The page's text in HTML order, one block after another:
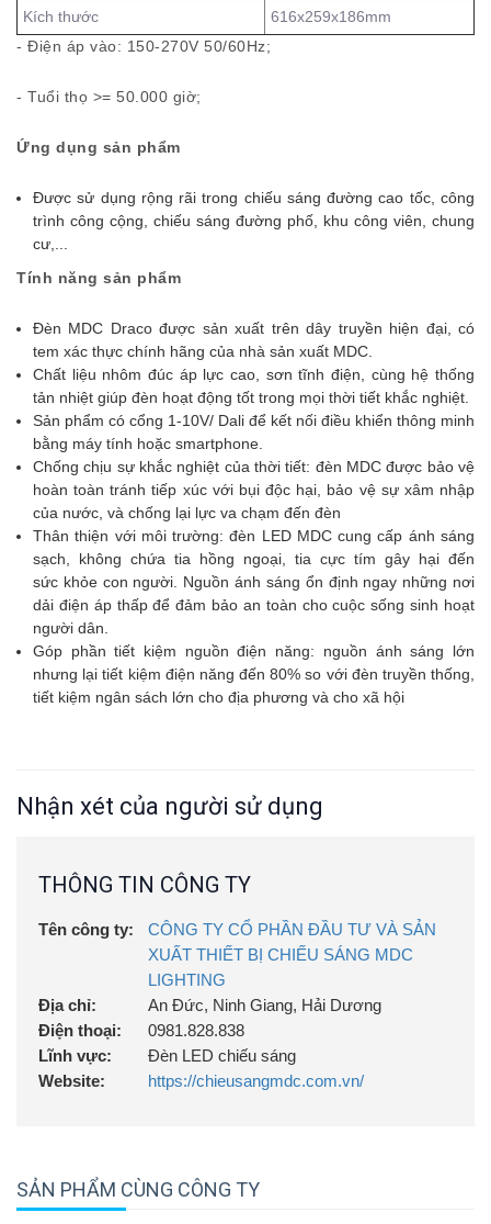
Kích thước
616x259x186mm
- Điện áp vào: 150-270V 50/60Hz;
- Tuổi thọ >= 50.000 giờ;
Ứng dụng sản phẩm
Được sử dụng rộng rãi trong chiếu sáng đường cao tốc, công
trình công cộng, chiếu sáng đường phố, khu công viên, chung
cư,...
Tính năng sản phẩm
Đèn MDC Draco được sản xuất trên dây truyền hiện đại, có
tem xác thực chính hãng của nhà sản xuất MDC.
Chất liệu nhôm đúc áp lực cao, sơn tĩnh điện, cùng hệ thống
tản nhiệt giúp đèn hoạt động tốt trong mọi thời tiết khắc nghiệt.
Sản phẩm có cổng 1-10V/ Dali để kết nối điều khiển thông minh
bằng máy tính hoặc smartphone.
Chống chịu sự khắc nghiệt của thời tiết: đèn MDC được bảo vệ
hoàn toàn tránh tiếp xúc với bụi độc hại, bảo vệ sự xâm nhập
của nước, và chống lại lực va chạm đến đèn
Thân thiện với môi trường: đèn LED MDC cung cấp ánh sáng
sạch, không chứa tia hồng ngoại, tia cực tím gây hại đến
sức khỏe con người. Nguồn ánh sáng ổn định ngay những nơi
dải điện áp thấp để đảm bảo an toàn cho cuộc sống sinh hoạt
người dân.
Góp phần tiết kiệm nguồn điện năng: nguồn ánh sáng lớn
nhưng lại tiết kiệm điện năng đến 80% so với đèn truyền thống,
tiết kiệm ngân sách lớn cho địa phương và cho xã hội
Nhận xét của người sử dụng
THÔNG TIN CÔNG TY
Tên công ty:
CÔNG TY CỔ PHẦN ĐẦU TƯ VÀ SẢN
XUẤT THIẾT BỊ CHIẾU SÁNG MDC
LIGHTING
Địa chỉ:
An Đức, Ninh Giang, Hải Dương
Điện thoại:
0981.828.838
Lĩnh vực:
Đèn LED chiếu sáng
Website:
https://chieusangmdc.com.vn/
SẢN PHẨM CÙNG CÔNG TY